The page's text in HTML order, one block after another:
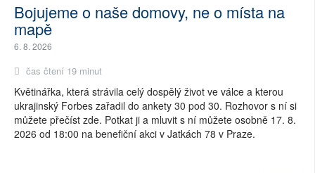
Bojujeme o naše domovy, ne o místa na
mapě
6. 8. 2026
čas čtení 19 minut
Květinářka, která strávila celý dospělý život ve válce a kterou
ukrajinský Forbes zařadil do ankety 30 pod 30. Rozhovor s ní si
můžete přečíst zde. Potkat ji a mluvit s ní můžete osobně 17. 8.
2026 od 18:00 na benefiční akci v Jatkách 78 v Praze.